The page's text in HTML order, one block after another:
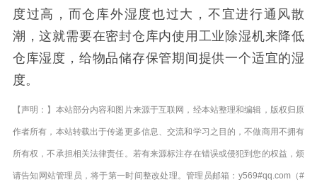
度过高，而仓库外湿度也过大，不宜进行通风散
潮，这就需要在密封仓库内使用工业除湿机来降低
仓库湿度，给物品储存保管期间提供一个适宜的湿
度。
【声明：】本站部分内容和图片来源于互联网，经本站整理和编辑，版权归原
作者所有，本站转载出于传递更多信息、交流和学习之目的，不做商用不拥有
所有权，不承担相关法律责任。若有来源标注存在错误或侵犯到您的权益，烦
请告知网站管理员，将于第一时间整改处理。管理员邮箱：y569#qq.com（#